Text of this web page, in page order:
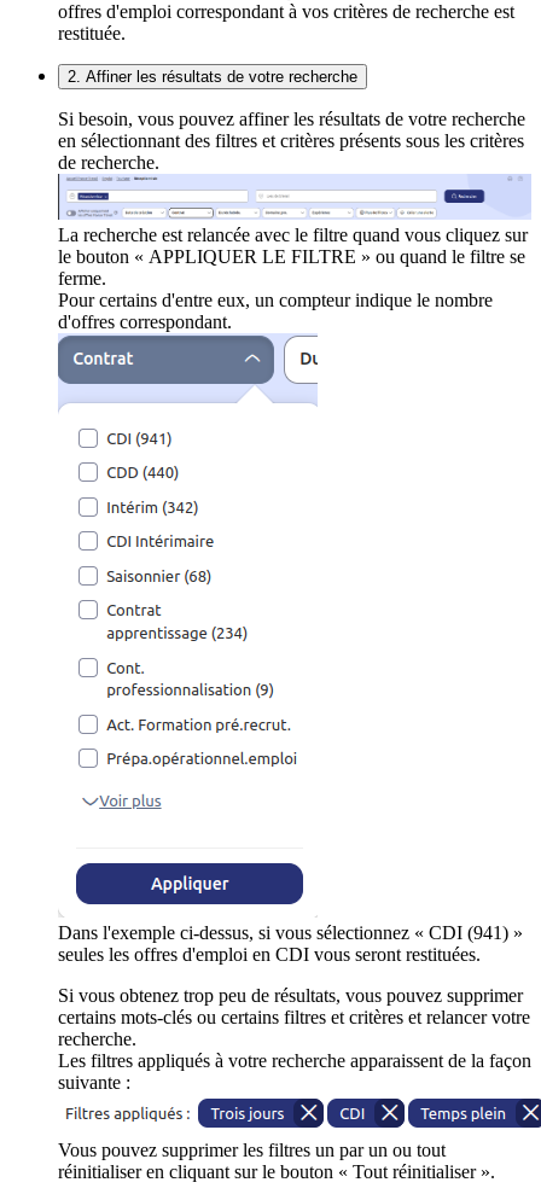
offres d'emploi correspondant à vos critères de recherche est
restituée.
2. Affiner les résultats de votre recherche
Si besoin, vous pouvez affiner les résultats de votre recherche
en sélectionnant des filtres et critères présents sous les critères
de recherche.
La recherche est relancée avec le filtre quand vous cliquez sur
le bouton « APPLIQUER LE FILTRE » ou quand le filtre se
ferme.
Pour certains d'entre eux, un compteur indique le nombre
d'offres correspondant.
Dans l'exemple ci-dessus, si vous sélectionnez « CDI (941) »
seules les offres d'emploi en CDI vous seront restituées.
Si vous obtenez trop peu de résultats, vous pouvez supprimer
certains mots-clés ou certains filtres et critères et relancer votre
recherche.
Les filtres appliqués à votre recherche apparaissent de la façon
suivante :
Vous pouvez supprimer les filtres un par un ou tout
réinitialiser en cliquant sur le bouton « Tout réinitialiser ».